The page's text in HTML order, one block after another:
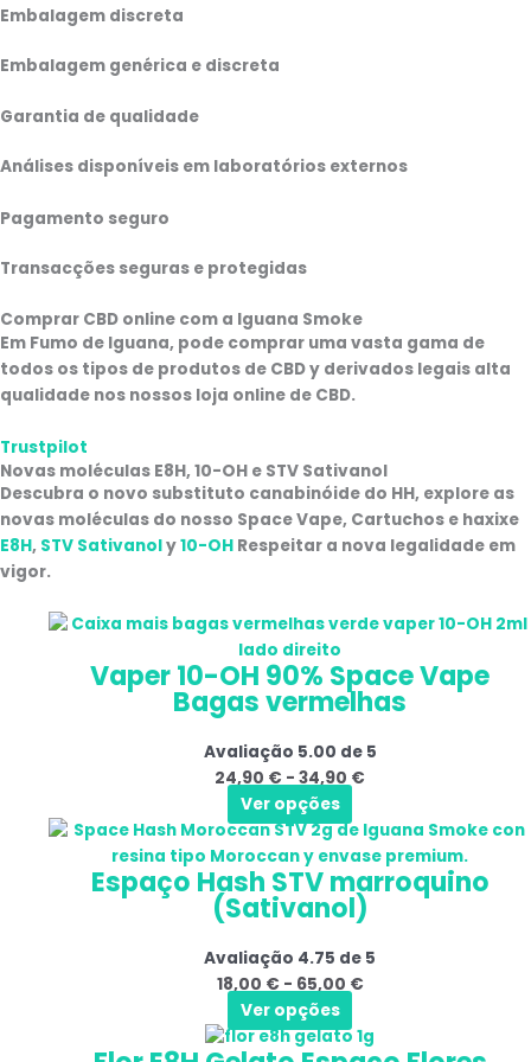
Embalagem discreta
Embalagem genérica e discreta
Garantia de qualidade
Análises disponíveis em laboratórios externos
Pagamento seguro
Transacções seguras e protegidas
Comprar CBD online com a Iguana Smoke
Em Fumo de Iguana, pode comprar uma vasta gama de
todos os tipos de produtos de CBDy derivados legais alta
qualidade nos nossos loja online de CBD.
Trustpilot
Novas moléculas E8H, 10-OH e STV Sativanol
Descubra o novo substituto canabinóide do HH, explore as
novas moléculas do nosso Space Vape, Cartuchos e haxixe
E8H, STV Sativanoly10-OH Respeitar a nova legalidade em
vigor.
Vaper 10-OH 90% Space Vape
Bagas vermelhas
Avaliação 5.00 de 5
24,90 € - 34,90 €
Gama
preços:
24,90 €
34,90 €
Ver opções
Este
produto
tem
várias
As
opções
podem
ser
selecionadas
na
página
produto
Espaço Hash STV marroquino
(Sativanol)
Avaliação 4.75 de 5
18,00 € - 65,00 €
Gama
de
preços:
18,00 €
65,00 €
Ver opções
Este
produto
tem
várias
As
opções
podem
ser
Gama
Este